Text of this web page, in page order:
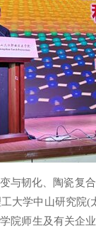
与韧化、陶瓷复
大学中山研究院
院师生及有关企